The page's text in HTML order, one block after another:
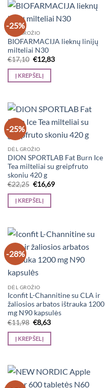
-25%
DĖL GROŽIO
BIOFARMACIJA lieknų linijų
milteliai N30
€17,10 Original
price
was:
€17,10.
€12,83Current
Į KREPŠELĮ
-25%
DĖL GROŽIO
DION SPORTLAB Fat Burn Ice
Tea milteliai su greipfruto
skoniu 420 g
€22,25 Original
price
was:
€22,25.
€16,69Current
Į KREPŠELĮ
-28%
DĖL GROŽIO
Iconfit L-Channitine su CLA ir
žaliosios arbatos ištrauka 1200
mg N90 kapsulės
€11,98 Original
price
was:
€11,98.
€8,63Current
is:
Į KREPŠELĮ